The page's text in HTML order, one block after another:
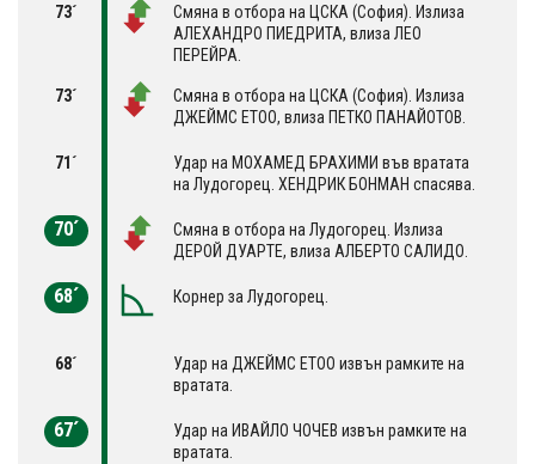
73´
Смяна в отбора на ЦСКА (София). Излиза
АЛЕХАНДРО ПИЕДРИТА, влиза ЛЕО
ПЕРЕЙРА.
73´
Смяна в отбора на ЦСКА (София). Излиза
ДЖЕЙМС ЕТОО, влиза ПЕТКО ПАНАЙОТОВ.
71´
Удар на МОХАМЕД БРАХИМИ във вратата
на Лудогорец. ХЕНДРИК БОНМАН спасява.
70´
Смяна в отбора на Лудогорец. Излиза
ДЕРОЙ ДУАРТЕ, влиза АЛБЕРТО САЛИДО.
68´ Корнер за Лудогорец.
68´
Удар на ДЖЕЙМС ЕТОО извън рамките на
вратата.
67´
Удар на ИВАЙЛО ЧОЧЕВ извън рамките на
вратата.